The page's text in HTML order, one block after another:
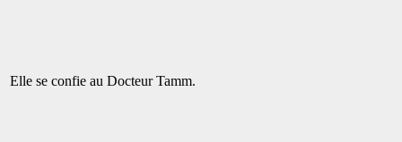
Elle se confie au Docteur Tamm.